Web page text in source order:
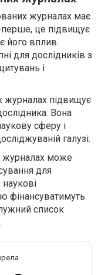
журналах має
перше, це підвищує
його вплив.
для дослідників з
і
журналах підвищує
Вона
сферу і
галузі.
журналах може
для
фінансуватимуть
список